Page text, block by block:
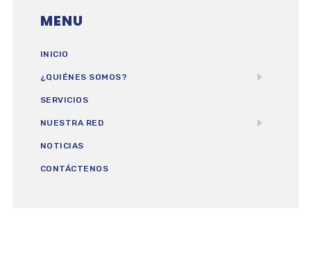
MENU
INICIO
¿QUIÉNES SOMOS?
SERVICIOS
NUESTRA RED
NOTICIAS
CONTÁCTENOS